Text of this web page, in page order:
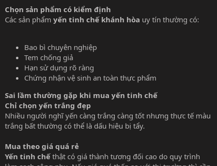
Chọn sản phẩm có kiểm định
Các sản phẩm yến tinh chế khánh hòa uy tín thường có:
Bao bì chuyên nghiệp
Tem chống giả
Hạn sử dụng rõ ràng
Chứng nhận vệ sinh an toàn thực phẩm
Sai lầm thường gặp khi mua yến tinh chế
Chỉ chọn yến trắng đẹp
Nhiều người nghĩ yến càng trắng càng tốt nhưng thực tế màu
trắng bất thường có thể là dấu hiệu bị tẩy.
Mua theo giá quá rẻ
Yến tinh chếthật có giá thành tương đối cao do quy trình